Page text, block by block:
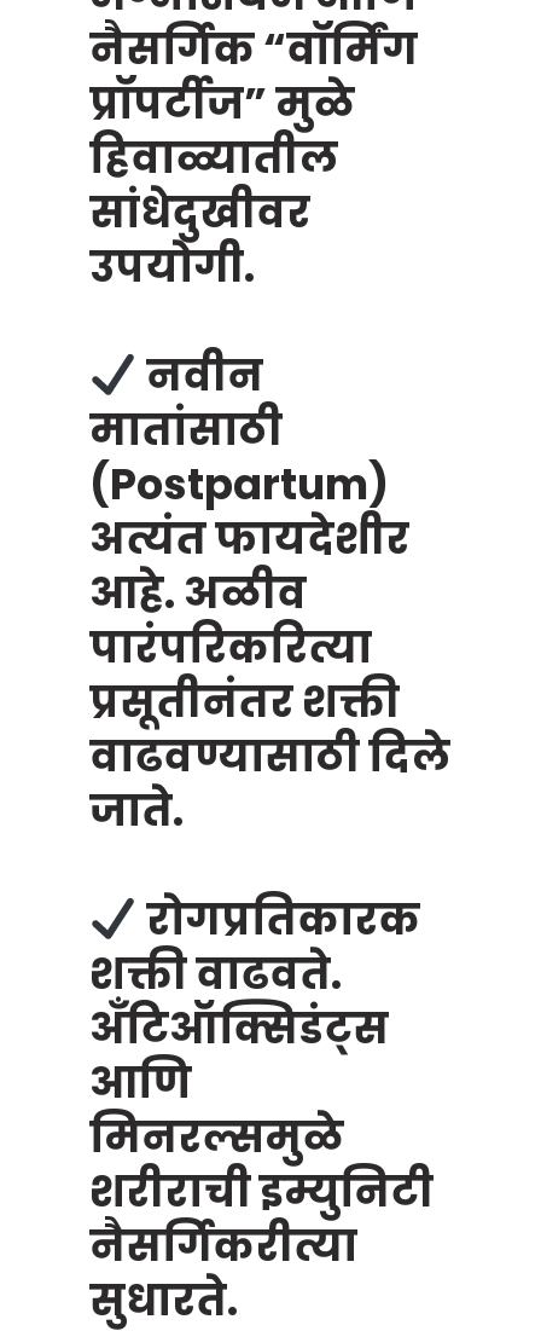
नैसर्गिक “वॉर्मिंग
प्रॉपर्टीज” मुळे
हिवाळ्यातील
सांधेदुखीवर
उपयोगी.
नवीन
मातांसाठी
(Postpartum)
अत्यंत फायदेशीर
आहे. अळीव
पारंपरिकरित्या
प्रसूतीनंतर शक्ती
वाढवण्यासाठी दिले
जाते.
रोगप्रतिकारक
शक्ती वाढवते.
अँटिऑक्सिडंट्स
आणि
मिनरल्समुळे
शरीराची इम्युनिटी
नैसर्गिकरीत्या
सुधारते.